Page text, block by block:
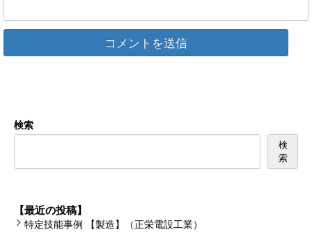
検索
検
索
【最近の投稿】
特定技能事例 【製造】（正栄電設工業）